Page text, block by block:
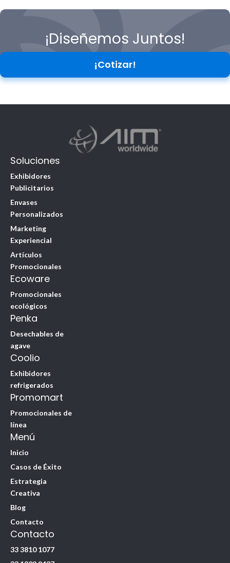
¡Diseñemos Juntos!
¡Cotizar!
Soluciones
Exhibidores
Publicitarios
Envases
Personalizados
Marketing
Experiencial
Artículos
Promocionales
Ecoware
Promocionales
ecológicos
Penka
Desechables de
agave
Coolio
Exhibidores
refrigerados
Promomart
Promocionales de
línea
Menú
Inicio
Casos de Éxito
Estrategia
Creativa
Blog
Contacto
Contacto
33 3810 1077